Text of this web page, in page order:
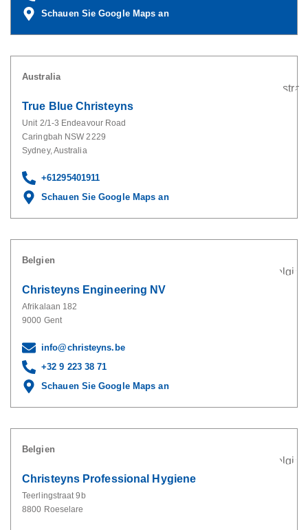
Schauen Sie Google Maps an
Australia
True Blue Christeyns
Unit 2/1-3 Endeavour Road
Caringbah NSW 2229
Sydney, Australia
+61295401911
Schauen Sie Google Maps an
Belgien
Christeyns Engineering NV
Afrikalaan 182
9000 Gent
info@christeyns.be
+32 9 223 38 71
Schauen Sie Google Maps an
Belgien
Christeyns Professional Hygiene
Teerlingstraat 9b
8800 Roeselare